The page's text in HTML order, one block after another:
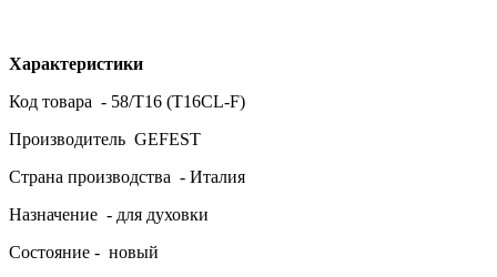
Характеристики
Код товара - 58/T16 (T16CL-F)
Производитель GEFEST
Страна производства - Италия
Назначение - для духовки
Состояние - новый